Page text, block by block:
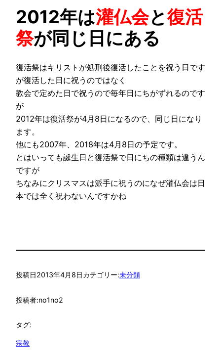
2012年は灌仏会と復活
祭が同じ日にある
復活祭はキリストが処刑後復活したことを祝う日です
が復活した日に祝うのではなく
教会で定めた日で祝うので毎年日にちがずれるのです
が
2012年は復活祭が4月8日になるので、同じ日になり
ます。
他にも2007年、2018年は4月8日の予定です。
とはいっても誕生日と復活祭で日にちの種類は違うん
ですが
ちなみにクリスマスは派手に祝うのになぜ灌仏会は日
本では全く祝わないんですかね
投稿日2013年4月8日カテゴリー:未分類
投稿者:no1no2
タグ:
宗教